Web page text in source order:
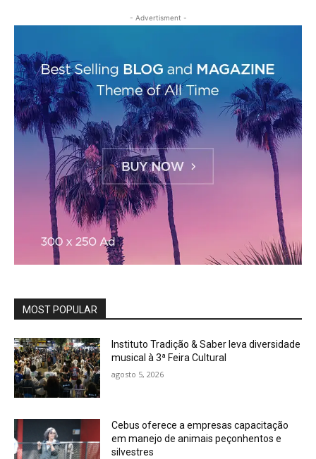
- Advertisment -
MOST POPULAR
Instituto Tradição & Saber leva diversidade
musical à 3ª Feira Cultural
agosto 5, 2026
Cebus oferece a empresas capacitação
em manejo de animais peçonhentos e
silvestres